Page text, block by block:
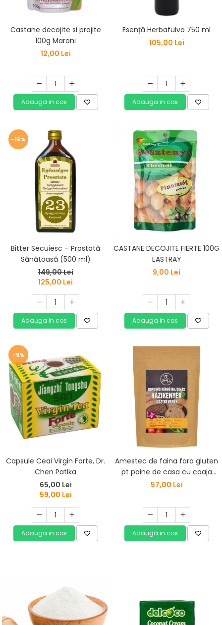
Castane decojite si prajite
100g Maroni
12,00 Lei
Adauga in cos
Esență Herbafulvo 750 ml
105,00 Lei
Adauga in cos
-16%
Bitter Secuiesc – Prostată
Sănătoasă (500 ml)
149,00 Lei
125,00 Lei
Adauga in cos
CASTANE DECOJITE FIERTE 100G
EASTRAY
9,00 Lei
Adauga in cos
-9%
Capsule Ceai Virgin Forte, Dr.
Chen Patika
65,00 Lei
59,00 Lei
Adauga in cos
Amestec de faina fara gluten
pt paine de casa cu coaja
crocanta Szafi Free 1000G
57,00 Lei
Adauga in cos